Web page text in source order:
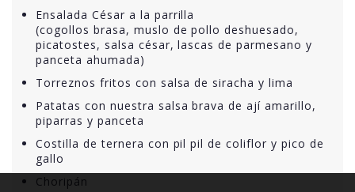
Ensalada César a la parrilla
(cogollos brasa, muslo de pollo deshuesado,
picatostes, salsa césar, lascas de parmesano y
panceta ahumada)
Torreznos fritos con salsa de siracha y lima
Patatas con nuestra salsa brava de ají amarillo,
piparras y panceta
Costilla de ternera con pil pil de coliflor y pico de
gallo
Choripán